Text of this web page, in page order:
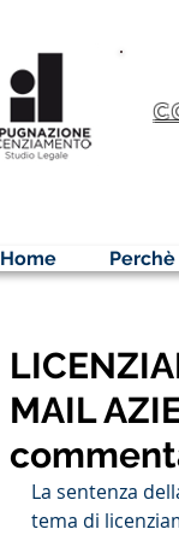
Home
MAIL
La sentenza
tema di